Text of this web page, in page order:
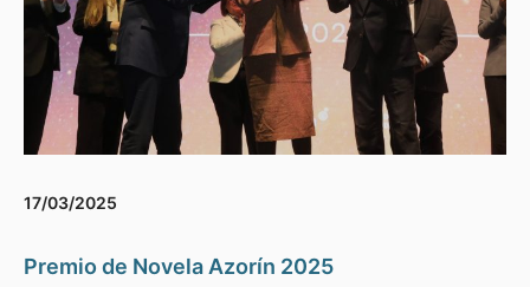
17/03/2025
Premio de Novela Azorín 2025